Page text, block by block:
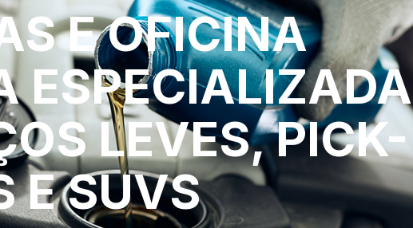
E OFICINA
ESPECIALIZADA
LEVES, PICK-
E SUVS